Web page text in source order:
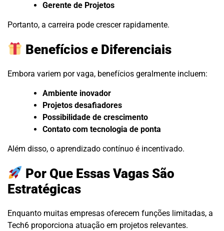
Gerente de Projetos
Portanto, a carreira pode crescer rapidamente.
Benefícios e Diferenciais
Embora variem por vaga, benefícios geralmente incluem:
Ambiente inovador
Projetos desafiadores
Possibilidade de crescimento
Contato com tecnologia de ponta
Além disso, o aprendizado contínuo é incentivado.
Por Que Essas Vagas São
Estratégicas
Enquanto muitas empresas oferecem funções limitadas, a
Tech6 proporciona atuação em projetos relevantes.